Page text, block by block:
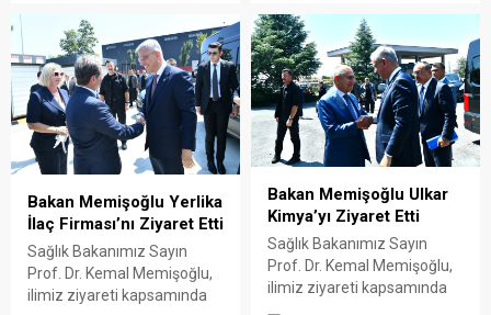
ziyareti kapsamında sağlık
sektörü için üretim yapan
firmaları ziyaret etti. Bu
doğrultuda ilaç ve ilaç
hammaddesi üreterek çok
sayıda ülkeye ihraç eden
DEVA Holding’in Çerkezköy
içerisinde faaliyette bulunan
fabrikasını ziyaret etti.
Koçak Farma Yönetim
Kurulu Başkanı Ender Koçak
ve Koçak Farma yetkilileri
tarafından karşılanan Bakan
Memişoğlu ardından
fabrikaya geçerek şirketin...
Bakan Memişoğlu Yerlika
İlaç Firması’nı Ziyaret Etti
Sağlık Bakanımız Sayın
Prof. Dr. Kemal Memişoğlu,
ilimiz ziyareti kapsamında
Bakan Memişoğlu Ulkar
Kimya’yı Ziyaret Etti
Sağlık Bakanımız Sayın
Prof. Dr. Kemal Memişoğlu,
ilimiz ziyareti kapsamında
ilaç üretimi yapan Ulkar